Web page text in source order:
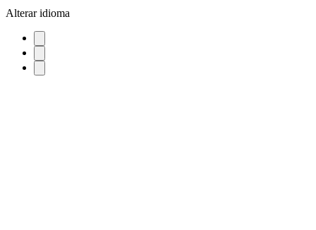
Alterar idioma